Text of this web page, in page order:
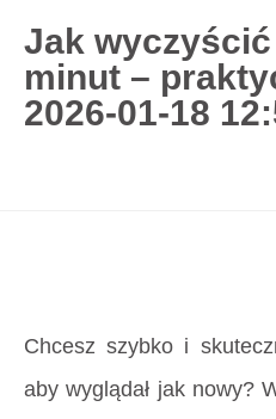
727 775
Jak
minut –
2026-01-18
Chcesz szybko i
aby wyglądał jak nowy?